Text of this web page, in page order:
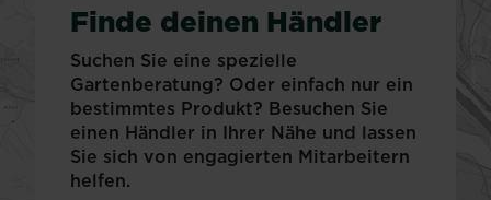
Finde deinen Händler
Suchen Sie eine spezielle
Gartenberatung? Oder einfach nur ein
bestimmtes Produkt? Besuchen Sie
einen Händler in Ihrer Nähe und lassen
Sie sich von engagierten Mitarbeitern
helfen.